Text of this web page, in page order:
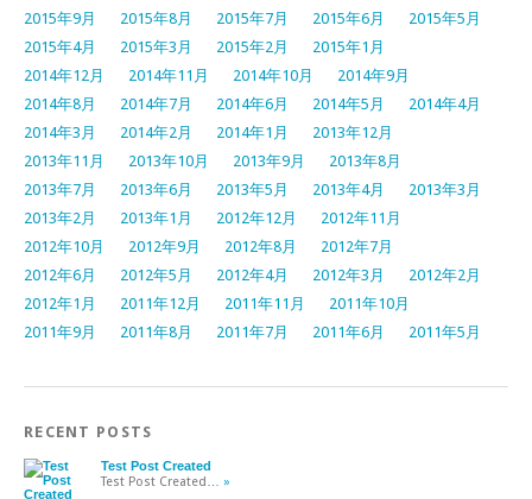
2015年9月
2015年8月 2015年7月 2015年6月
2015年5月
2015年4月
2015年3月 2015年2月
2015年1月
2014年12月
2014年11月 2014年10月
2014年9月
2014年8月
2014年7月 2014年6月 2014年5月
2014年4月
2014年3月
2014年2月 2014年1月
2013年12月
2013年11月
2013年10月 2013年9月
2013年8月
2013年7月
2013年6月 2013年5月 2013年4月
2013年3月
2013年2月
2013年1月 2012年12月
2012年11月
2012年10月
2012年9月 2012年8月
2012年7月
2012年6月
2012年5月 2012年4月 2012年3月
2012年2月
2012年1月
2011年12月 2011年11月
2011年10月
2011年9月
2011年8月 2011年7月 2011年6月 2011年5月
RECENT POSTS
Test Post Created
Test Post Created … »